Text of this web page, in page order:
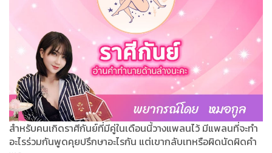
สำหรับคนเกิดราศีกันย์ที่มีคู่ในเดือนนี้วางแพลนไว้ มีแพลนที่จะทำ
อะไรร่วมกันพูดคุยปรึกษาอะไรกัน แต่เขากลับเทหรือผิดนัดผิดคำ